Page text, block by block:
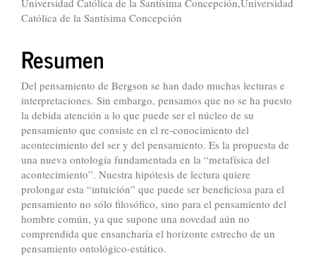
principal
del
artículo
Católica de la Santísima Concepción
Resumen
Del pensamiento de Bergson se han dado muchas lecturas e
interpretaciones. Sin embargo, pensamos que no se ha puesto
la debida atención a lo que puede ser el núcleo de su
pensamiento que consiste en el re-conocimiento del
acontecimiento del ser y del pensamiento. Es la propuesta de
una nueva ontología fundamentada en la “metafísica del
acontecimiento”. Nuestra hipótesis de lectura quiere
prolongar esta “intuición” que puede ser beneficiosa para el
pensamiento no sólo filosófico, sino para el pensamiento del
hombre común, ya que supone una novedad aún no
comprendida que ensancharía el horizonte estrecho de un
pensamiento ontológico-estático.